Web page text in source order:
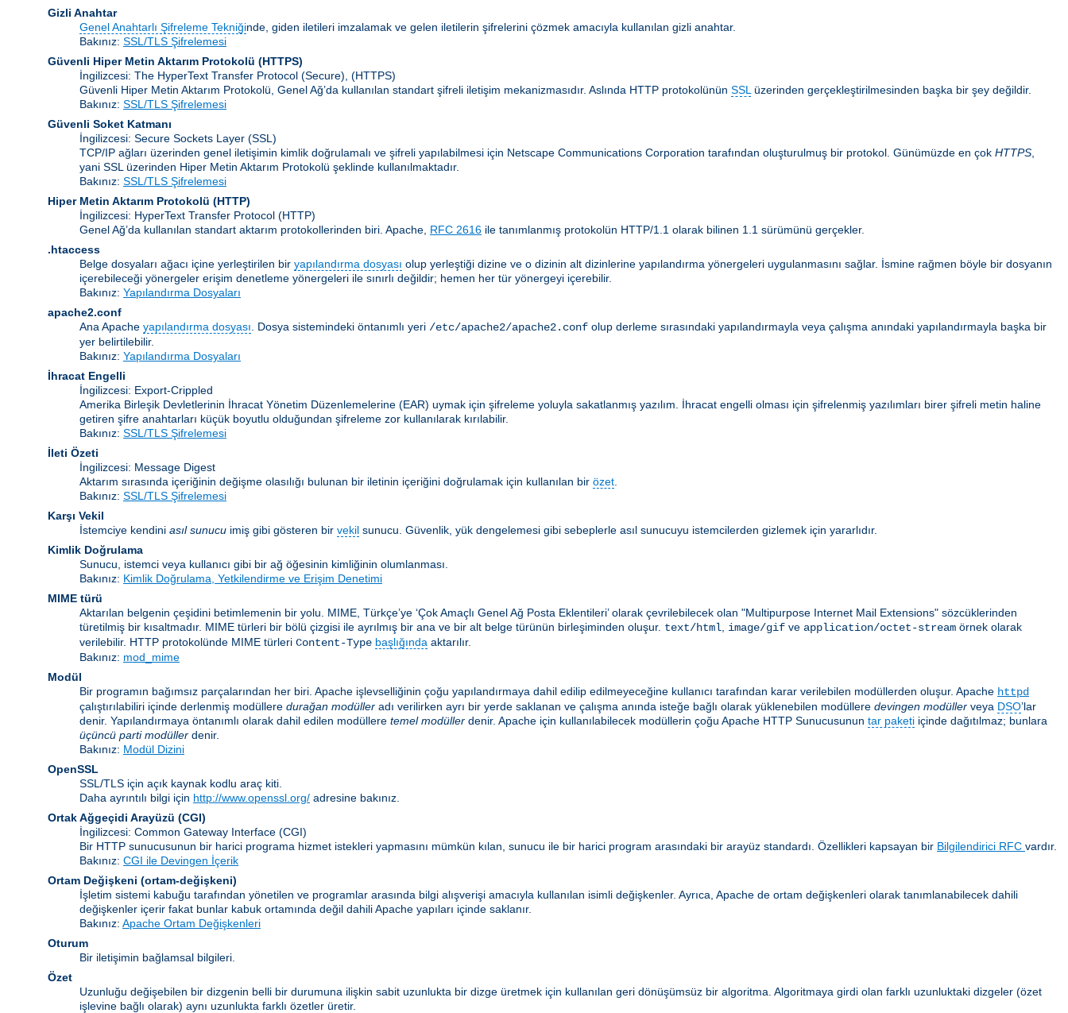
Gizli Anahtar
Genel Anahtarlı Şifreleme Tekniğinde, giden iletileri imzalamak ve gelen iletilerin şifrelerini çözmek amacıyla kullanılan gizli anahtar.
Bakınız: SSL/TLS Şifrelemesi
Güvenli Hiper Metin Aktarım Protokolü (HTTPS)
İngilizcesi: The HyperText Transfer Protocol (Secure), (HTTPS)
Güvenli Hiper Metin Aktarım Protokolü, Genel Ağ’da kullanılan standart şifreli iletişim mekanizmasıdır. Aslında HTTP protokolünün SSL üzerinden gerçekleştirilmesinden başka bir şey değildir.
Bakınız: SSL/TLS Şifrelemesi
Güvenli Soket Katmanı
İngilizcesi: Secure Sockets Layer (SSL)
TCP/IP ağları üzerinden genel iletişimin kimlik doğrulamalı ve şifreli yapılabilmesi için Netscape Communications Corporation tarafından oluşturulmuş bir protokol. Günümüzde en çok HTTPS
yani SSL üzerinden Hiper Metin Aktarım Protokolü şeklinde kullanılmaktadır.
Bakınız: SSL/TLS Şifrelemesi
Hiper Metin Aktarım Protokolü (HTTP)
İngilizcesi: HyperText Transfer Protocol (HTTP)
Genel Ağ’da kullanılan standart aktarım protokollerinden biri. Apache, RFC 2616 ile tanımlanmış protokolün HTTP/1.1 olarak bilinen 1.1 sürümünü gerçekler.
.htaccess
Belge dosyaları ağacı içine yerleştirilen bir yapılandırma dosyası olup yerleştiği dizine ve o dizinin alt dizinlerine yapılandırma yönergeleri uygulanmasını sağlar. İsmine rağmen böyle bir dosyanın
içerebileceği yönergeler erişim denetleme yönergeleri ile sınırlı değildir; hemen her tür yönergeyi içerebilir.
Bakınız: Yapılandırma Dosyaları
apache2.conf
Ana Apache yapılandırma dosyası . Dosya sistemindeki öntanımlı yeri /etc/apache2/apache2.conf olup derleme sırasındaki yapılandırmayla veya çalışma anındaki yapılandırmayla başka bir
yer belirtilebilir.
Bakınız: Yapılandırma Dosyaları
İhracat Engelli
İngilizcesi: Export-Crippled
Amerika Birleşik Devletlerinin İhracat Yönetim Düzenlemelerine (EAR) uymak için şifreleme yoluyla sakatlanmış yazılım. İhracat engelli olması için şifrelenmiş yazılımları birer şifreli metin haline
getiren şifre anahtarları küçük boyutlu olduğundan şifreleme zor kullanılarak kırılabilir.
Bakınız: SSL/TLS Şifrelemesi
İleti Özeti
İngilizcesi: Message Digest
Aktarım sırasında içeriğinin değişme olasılığı bulunan bir iletinin içeriğini doğrulamak için kullanılan bir özet
Bakınız: SSL/TLS Şifrelemesi
Karşı Vekil
İstemciye kendini asıl sunucu imiş gibi gösteren bir vekil sunucu. Güvenlik, yük dengelemesi gibi sebeplerle asıl sunucuyu istemcilerden gizlemek için yararlıdır.
Kimlik Doğrulama
Sunucu, istemci veya kullanıcı gibi bir ağ öğesinin kimliğinin olumlanması.
Bakınız: Kimlik Doğrulama, Yetkilendirme ve Erişim Denetimi
MIME türü
Aktarılan belgenin çeşidini betimlemenin bir yolu. MIME, Türkçe’ye ‘Çok Amaçlı Genel Ağ Posta Eklentileri’ olarak çevrilebilecek olan "Multipurpose Internet Mail Extensions" sözcüklerinden
türetilmiş bir kısaltmadır. MIME türleri bir bölü çizgisi ile ayrılmış bir ana ve bir alt belge türünün birleşiminden oluşur. text/html image/gif ve application/octet-stream örnek olarak
verilebilir. HTTP protokolünde MIME türleri Content-Type başlığında aktarılır.
Bakınız: mod_mime
Modül
Bir programın bağımsız parçalarından her biri. Apache işlevselliğinin çoğu yapılandırmaya dahil edilip edilmeyeceğine kullanıcı tarafından karar verilebilen modüllerden oluşur. Apache httpd
çalıştırılabiliri içinde derlenmiş modüllere durağan modüller adı verilirken ayrı bir yerde saklanan ve çalışma anında isteğe bağlı olarak yüklenebilen modüllere devingen modüller veya DSO’lar
denir. Yapılandırmaya öntanımlı olarak dahil edilen modüllere temel modüller denir. Apache için kullanılabilecek modüllerin çoğu Apache HTTP Sunucusunun tar paketi içinde dağıtılmaz; bunlara
üçüncü parti modüller denir.
Bakınız: Modül Dizini
OpenSSL
SSL/TLS için açık kaynak kodlu araç kiti.
Daha ayrıntılı bilgi için http://www.openssl.org/ adresine bakınız.
Ortak Ağgeçidi Arayüzü (CGI)
İngilizcesi: Common Gateway Interface (CGI)
Bir HTTP sunucusunun bir harici programa hizmet istekleri yapmasını mümkün kılan, sunucu ile bir harici program arasındaki bir arayüz standardı. Özellikleri kapsayan bir Bilgilendirici RFC vardır.
Bakınız: CGI ile Devingen İçerik
Ortam Değişkeni (ortam-değişkeni)
İşletim sistemi kabuğu tarafından yönetilen ve programlar arasında bilgi alışverişi amacıyla kullanılan isimli değişkenler. Ayrıca, Apache de ortam değişkenleri olarak tanımlanabilecek dahili
değişkenler içerir fakat bunlar kabuk ortamında değil dahili Apache yapıları içinde saklanır.
Bakınız: Apache Ortam Değişkenleri
Oturum
Bir iletişimin bağlamsal bilgileri.
Özet
Uzunluğu değişebilen bir dizgenin belli bir durumuna ilişkin sabit uzunlukta bir dizge üretmek için kullanılan geri dönüşümsüz bir algoritma. Algoritmaya girdi olan farklı uzunluktaki dizgeler (özet
işlevine bağlı olarak) aynı uzunlukta farklı özetler üretir.